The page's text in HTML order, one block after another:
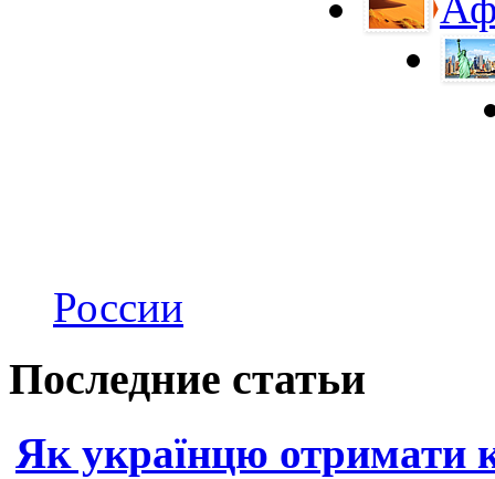
России
Последние статьи
Як українцю отримати